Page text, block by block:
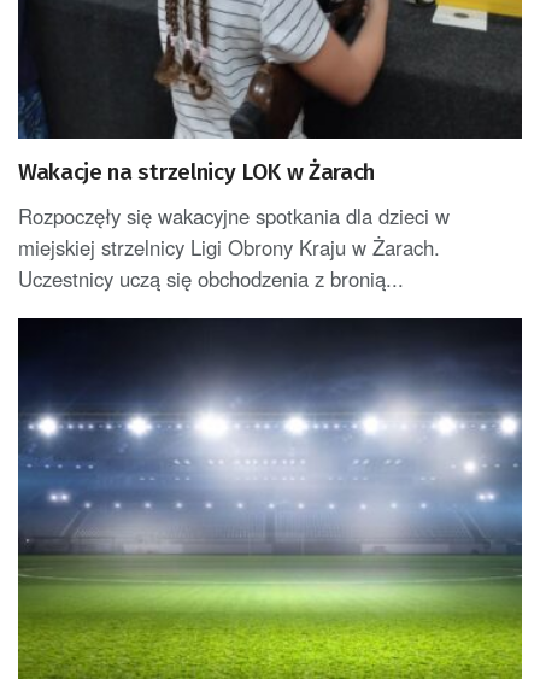
Wakacje na strzelnicy LOK w Żarach
Rozpoczęły się wakacyjne spotkania dla dzieci w
miejskiej strzelnicy Ligi Obrony Kraju w Żarach.
Uczestnicy uczą się obchodzenia z bronią...